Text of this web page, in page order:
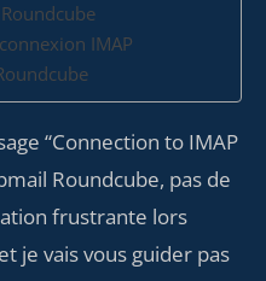
IMAP
“Connection to IMAP
Roundcube, pas de
frustrante lors
je vais vous guider pas